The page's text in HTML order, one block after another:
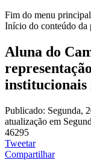
Fim do menu principal
Início do conteúdo da
Aluna do
Publicado: Segunda,
atualização em
46295
Tweetar
Compartilhar